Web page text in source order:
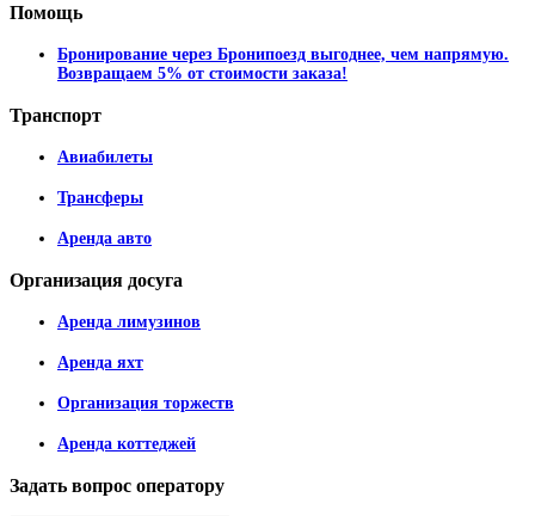
Помощь
Бронирование через Бронипоезд выгоднее, чем напрямую.
Возвращаем 5% от стоимости заказа!
Транспорт
Авиабилеты
Трансферы
Аренда авто
Организация досуга
Аренда лимузинов
Аренда яхт
Организация торжеств
Аренда коттеджей
Задать вопрос оператору